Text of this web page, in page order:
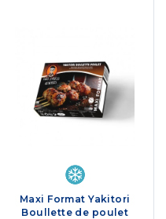
Maxi Format Yakitori
Boullette de poulet